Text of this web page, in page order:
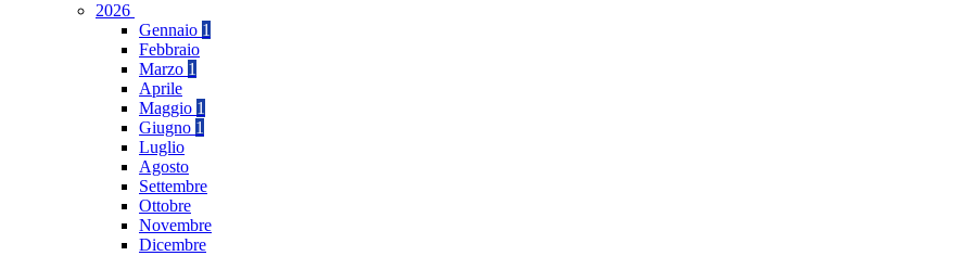
2026
Gennaio 1
Febbraio
Marzo 1
Aprile
Maggio 1
Giugno 1
Luglio
Agosto
Settembre
Ottobre
Novembre
Dicembre